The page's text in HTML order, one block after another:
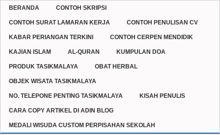
BERANDA CONTOH SKRIPSI
CONTOH SURAT LAMARAN KERJA CONTOH PENULISAN CV
KABAR PERIANGAN TERKINI CONTOH CERPEN MENDIDIK
KAJIAN ISLAM AL-QURAN KUMPULAN DOA
PRODUK TASIKMALAYA OBAT HERBAL
OBJEK WISATA TASIKMALAYA
NO. TELEPONE PENTING TASIKMALAYA KISAH PENULIS
CARA COPY ARTIKEL DI ADIN BLOG
MEDALI WISUDA CUSTOM PERPISAHAN SEKOLAH